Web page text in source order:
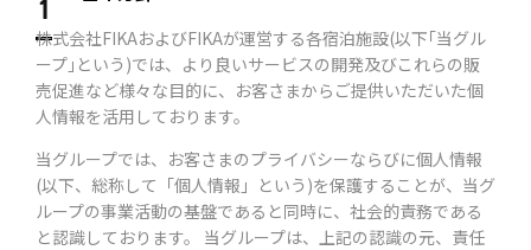
1
株式会社FIKAおよびFIKAが運営する各宿泊施設(以下｢当グル
ープ｣という)では、より良いサービスの開発及びこれらの販
売促進など様々な目的に、お客さまからご提供いただいた個
人情報を活用しております。
当グループでは、お客さまのプライバシーならびに個人情報
(以下、総称して「個人情報」という)を保護することが、当グ
ループの事業活動の基盤であると同時に、社会的責務である
と認識しております。 当グループは、上記の認識の元、責任